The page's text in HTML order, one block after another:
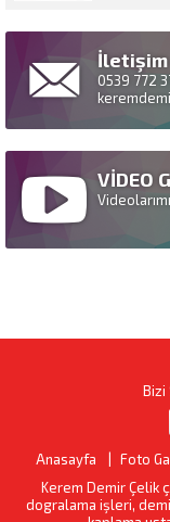
İletişim
0539 772
VİDEO
Bizi
Anasayfa Foto
Kerem Demir Çelik
dogralama işleri,